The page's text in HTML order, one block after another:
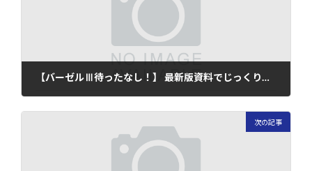
【バーゼルⅢ待ったなし！】 最新版資料でじっくり学ぶバーゼル規制実務の基礎
次の記事